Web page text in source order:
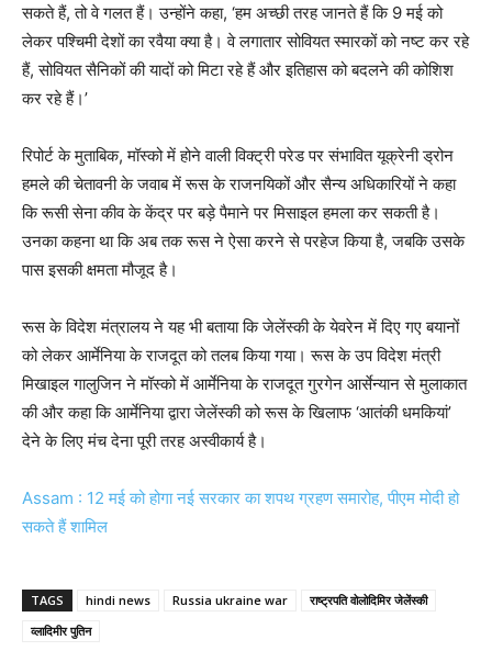
सकते हैं, तो वे गलत हैं। उन्होंने कहा, ‘हम अच्छी तरह जानते हैं कि 9 मई को
लेकर पश्चिमी देशों का रवैया क्या है। वे लगातार सोवियत स्मारकों को नष्ट कर रहे
हैं, सोवियत सैनिकों की यादों को मिटा रहे हैं और इतिहास को बदलने की कोशिश
कर रहे हैं।’
रिपोर्ट के मुताबिक, मॉस्को में होने वाली विक्ट्री परेड पर संभावित यूक्रेनी ड्रोन
हमले की चेतावनी के जवाब में रूस के राजनयिकों और सैन्य अधिकारियों ने कहा
कि रूसी सेना कीव के केंद्र पर बड़े पैमाने पर मिसाइल हमला कर सकती है।
उनका कहना था कि अब तक रूस ने ऐसा करने से परहेज किया है, जबकि उसके
पास इसकी क्षमता मौजूद है।
रूस के विदेश मंत्रालय ने यह भी बताया कि जेलेंस्की के येवरेन में दिए गए बयानों
को लेकर आर्मेनिया के राजदूत को तलब किया गया। रूस के उप विदेश मंत्री
मिखाइल गालुजिन ने मॉस्को में आर्मेनिया के राजदूत गुरगेन आर्सेन्यान से मुलाकात
की और कहा कि आर्मेनिया द्वारा जेलेंस्की को रूस के खिलाफ ‘आतंकी धमकियां’
देने के लिए मंच देना पूरी तरह अस्वीकार्य है।
Assam : 12 मई को होगा नई सरकार का शपथ ग्रहण समारोह, पीएम मोदी हो
सकते हैं शामिल
TAGS hindi news Russia ukraine war
राष्ट्रपति वोलोदिमिर जेलेंस्की
व्लादिमीर पुतिन